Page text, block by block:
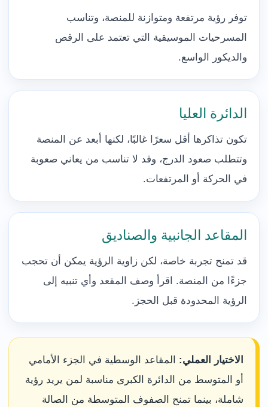
توفر رؤية مرتفعة ومتوازنة للمنصة، وتناسب
المسرحيات الموسيقية التي تعتمد على الرقص
والديكور الواسع.
الدائرة العليا
تكون تذاكرها أقل سعرًا غالبًا، لكنها أبعد عن المنصة
وتتطلب صعود الدرج، وقد لا تناسب من يعاني صعوبة
في الحركة أو المرتفعات.
المقاعد الجانبية والصناديق
قد تمنح تجربة خاصة، لكن زاوية الرؤية يمكن أن تحجب
جزءًا من المنصة. اقرأ وصف المقعد وأي تنبيه إلى
الرؤية المحدودة قبل الحجز.
الاختيار العملي: المقاعد الوسطية في الجزء الأمامي
أو المتوسط من الدائرة الكبرى مناسبة لمن يريد رؤية
شاملة، بينما تمنح الصفوف المتوسطة من الصالة